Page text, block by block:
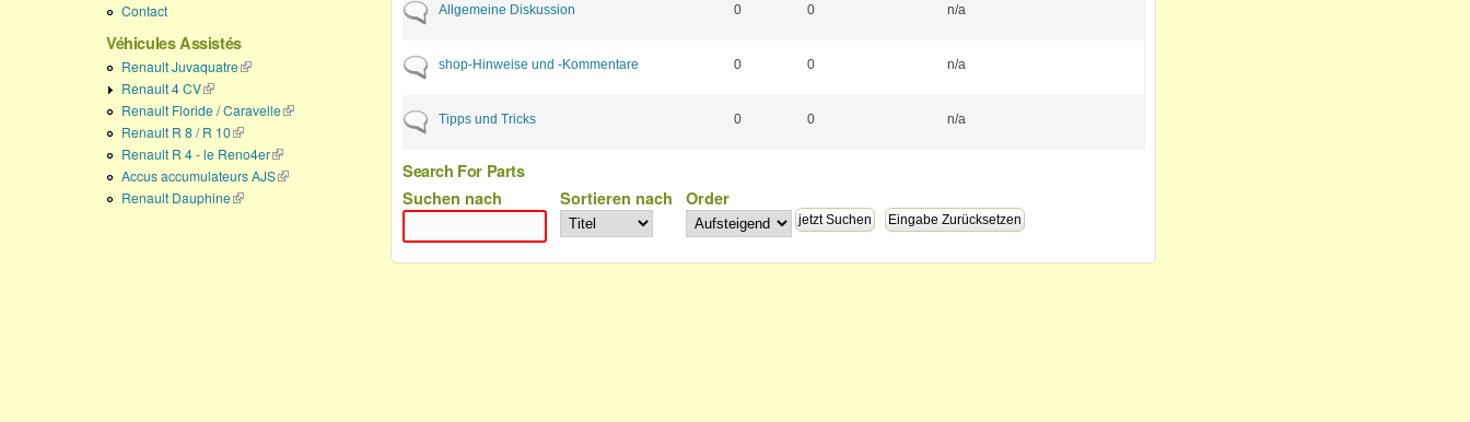
Aucun nouveau message
Allgemeine Diskussion 0 0 n/a
Aucun nouveau message
shop-Hinweise und -Kommentare 0 0 n/a
Aucun nouveau message
Tipps und Tricks 0 0 n/a
Search For Parts
Suchen nach
Sortieren nach Order
Contact
Véhicules Assistés
Renault Juvaquatre(link is external)
Renault 4 CV(link is external)
Renault Floride / Caravelle(link is external)
Renault R 8 / R 10(link is external)
Renault R 4 - le Reno4er(link is external)
Accus accumulateurs AJS(link is external)
Renault Dauphine(link is external)